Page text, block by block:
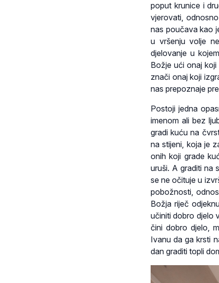
poput krunice i
vjerovati,
nas poučava kao
u vršenju volje
djelovanje u
Božje ući onaj
znači onaj koji
nas prepoznaje
Postoji jedna
imenom ali bez
gradi kuću na
na stijeni, koja je
onih koji grade
uruši. A graditi na
se ne očituje u
pobožnosti,
Božja riječ
učiniti dobro djelo
čini dobro djelo,
Ivanu da ga krsti
dan graditi topli